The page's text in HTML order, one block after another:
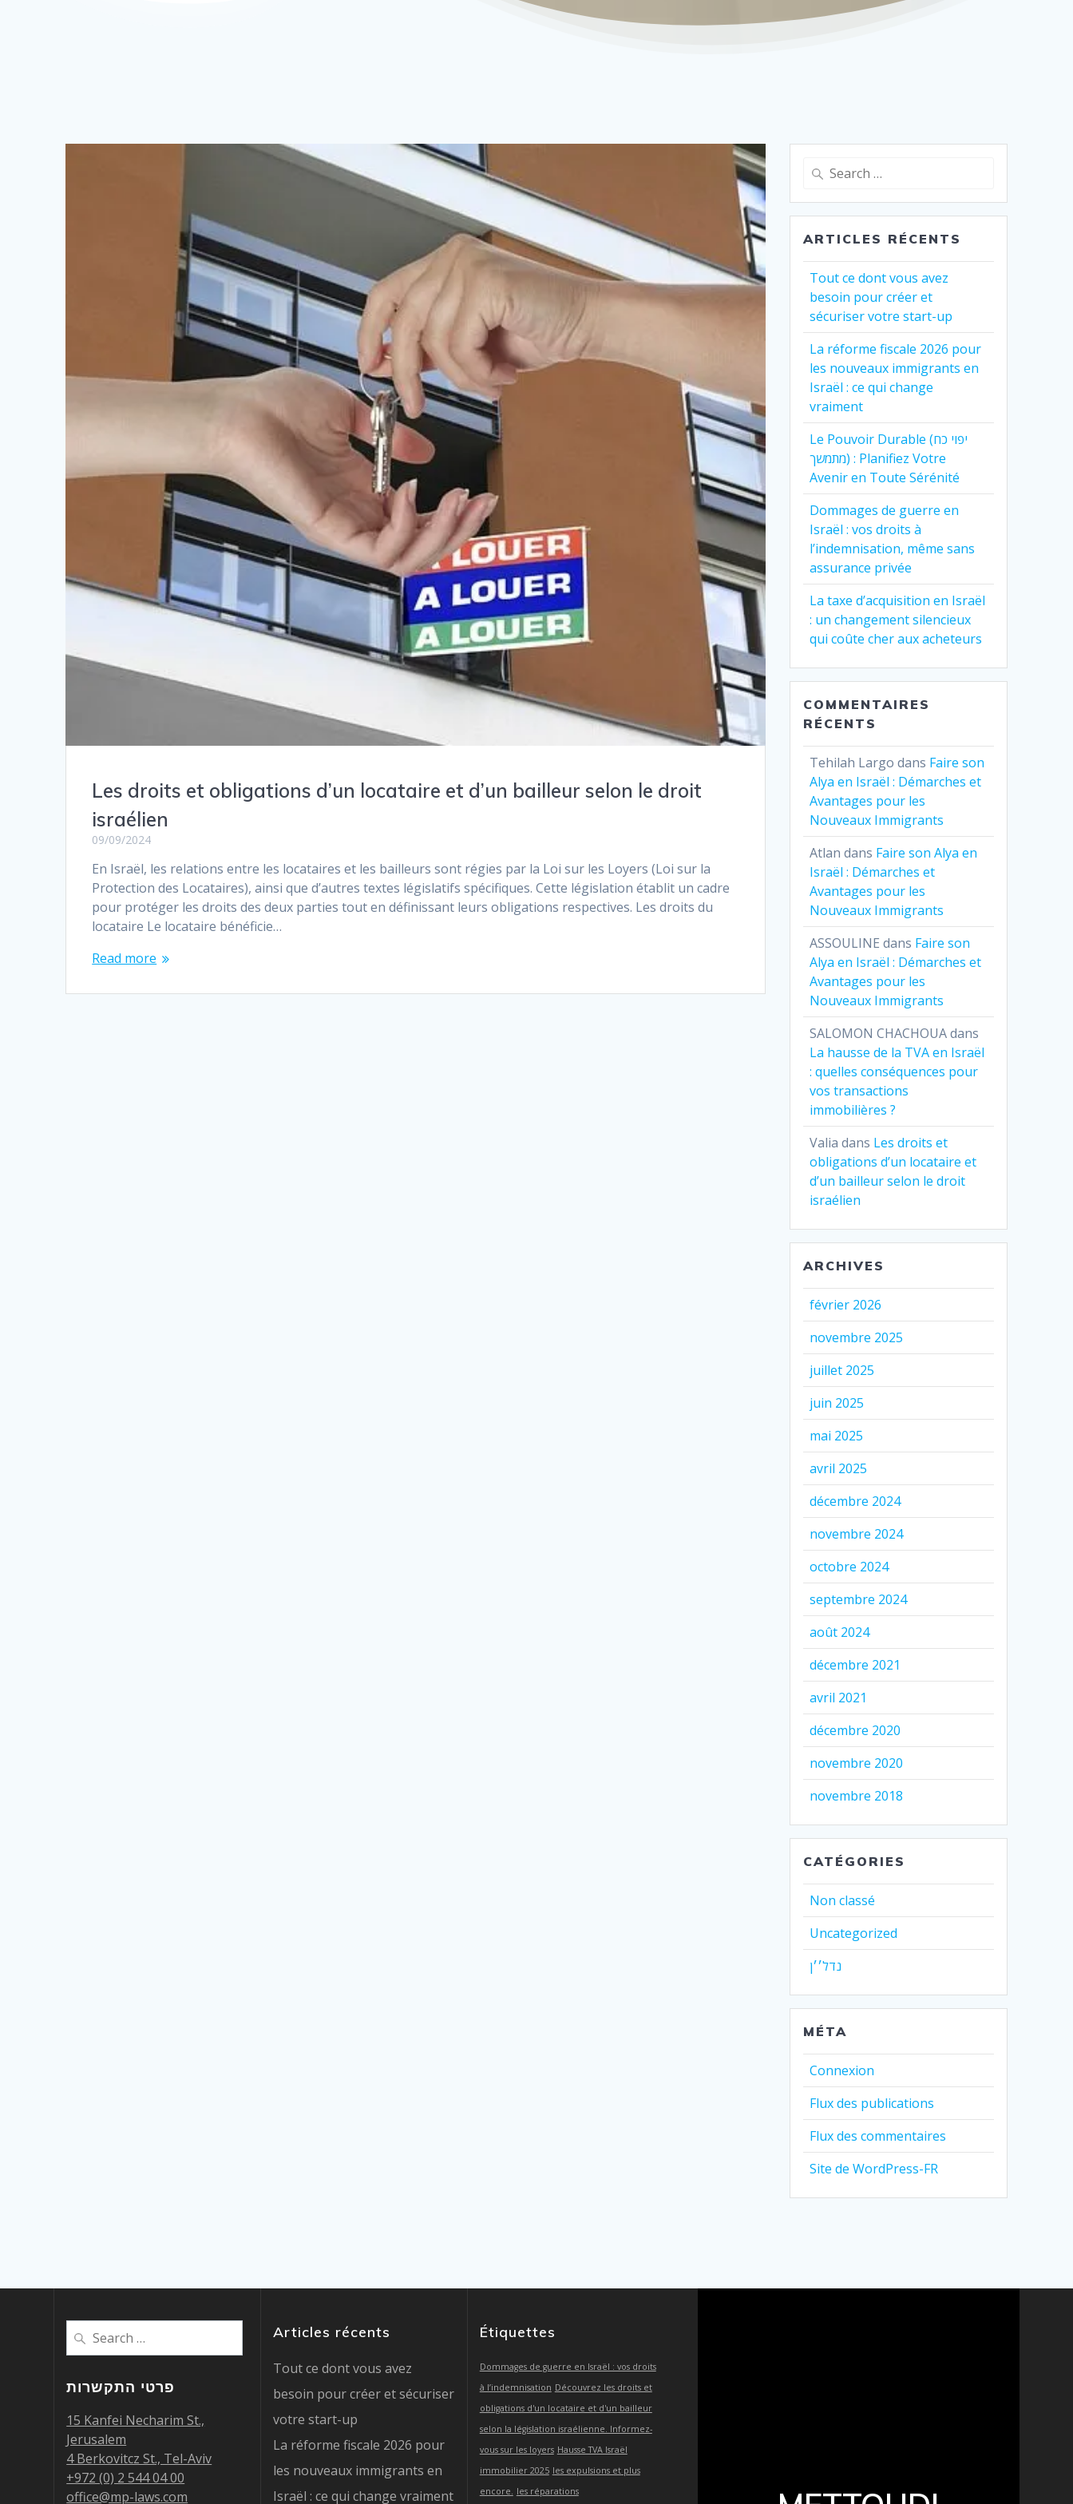
Les droits et obligations d’un locataire et d’un bailleur selon le droit
israélien
09/09/2024
En Israël, les relations entre les locataires et les bailleurs sont régies par la Loi sur les Loyers (Loi sur la
Protection des Locataires), ainsi que d’autres textes législatifs spécifiques. Cette législation établit un cadre
pour protéger les droits des deux parties tout en définissant leurs obligations respectives. Les droits du
locataire Le locataire bénéficie…
Read more
Search
ARTICLES RÉCENTS
Tout ce dont vous avez
besoin pour créer et
sécuriser votre start-up
La réforme fiscale 2026 pour
les nouveaux immigrants en
Israël : ce qui change
vraiment
Le Pouvoir Durable (יפוי כח
מתמשך) : Planifiez Votre
Avenir en Toute Sérénité
Dommages de guerre en
Israël : vos droits à
l’indemnisation, même sans
assurance privée
La taxe d’acquisition en Israël
: un changement silencieux
qui coûte cher aux acheteurs
COMMENTAIRES
RÉCENTS
Tehilah Largo dans Faire son
Alya en Israël : Démarches et
Avantages pour les
Nouveaux Immigrants
Atlan dans Faire son Alya en
Israël : Démarches et
Avantages pour les
Nouveaux Immigrants
ASSOULINE dans Faire son
Alya en Israël : Démarches et
Avantages pour les
Nouveaux Immigrants
SALOMON CHACHOUAdans
La hausse de la TVA en Israël
: quelles conséquences pour
vos transactions
immobilières ?
Valia dans Les droits et
obligations d’un locataire et
d’un bailleur selon le droit
israélien
ARCHIVES
février 2026
novembre 2025
juillet 2025
juin 2025
mai 2025
avril 2025
décembre 2024
novembre 2024
octobre 2024
septembre 2024
août 2024
décembre 2021
avril 2021
décembre 2020
novembre 2020
novembre 2018
CATÉGORIES
Non classé
Uncategorized
נדל׳׳ן
MÉTA
Connexion
Flux des publications
Flux des commentaires
Site de WordPress-FR
Search
for:
פרטי התקשרות
15 Kanfei Necharim St.,
Jerusalem
4 Berkovitcz St., Tel-Aviv
+972 (0) 2 544 04 00
office@mp-laws.com
Articles récents
Tout ce dont vous avez
besoin pour créer et sécuriser
votre start-up
La réforme fiscale 2026 pour
les nouveaux immigrants en
Israël : ce qui change vraiment
Étiquettes
Dommages de guerre en Israël : vos droits
à l’indemnisation Découvrez les droits et
obligations d'un locataire et d'un bailleur
selon la législation israélienne. Informez-
vous sur les loyers Hausse TVA Israël
immobilier 2025 les expulsions et plus
encore. les réparations